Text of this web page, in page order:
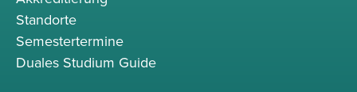
Standorte
Semestertermine
Duales Studium Guide